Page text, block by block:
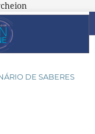
DE SABERES